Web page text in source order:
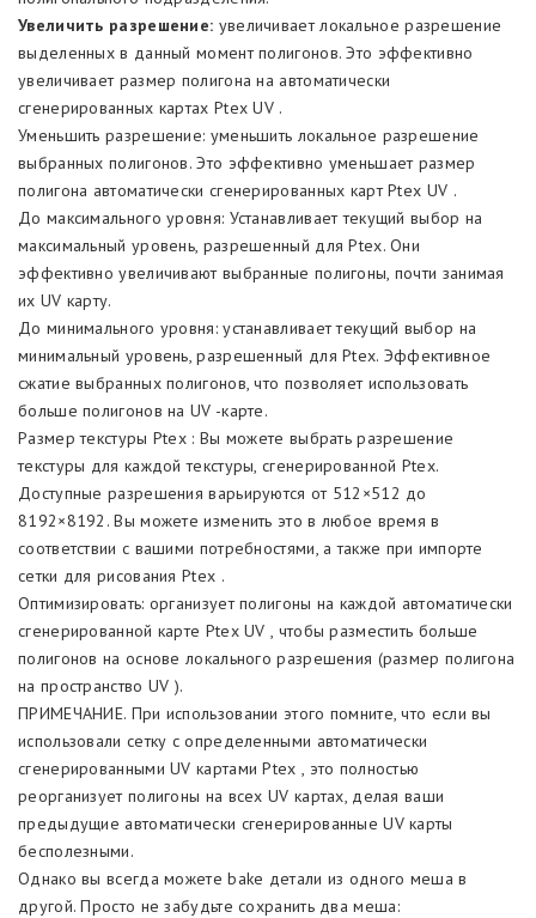
Увеличить разрешение: увеличивает локальное разрешение
выделенных в данный момент полигонов. Это эффективно
увеличивает размер полигона на автоматически
сгенерированных картах Ptex UV .
Уменьшить разрешение: уменьшить локальное разрешение
выбранных полигонов. Это эффективно уменьшает размер
полигона автоматически сгенерированных карт Ptex UV .
До максимального уровня: Устанавливает текущий выбор на
максимальный уровень, разрешенный для Ptex. Они
эффективно увеличивают выбранные полигоны, почти занимая
их UV карту.
До минимального уровня: устанавливает текущий выбор на
минимальный уровень, разрешенный для Ptex. Эффективное
сжатие выбранных полигонов, что позволяет использовать
больше полигонов на UV -карте.
Размер текстуры Ptex : Вы можете выбрать разрешение
текстуры для каждой текстуры, сгенерированной Ptex.
Доступные разрешения варьируются от 512×512 до
8192×8192. Вы можете изменить это в любое время в
соответствии с вашими потребностями, а также при импорте
сетки для рисования Ptex .
Оптимизировать: организует полигоны на каждой автоматически
сгенерированной карте Ptex UV , чтобы разместить больше
полигонов на основе локального разрешения (размер полигона
на пространство UV ).
ПРИМЕЧАНИЕ. При использовании этого помните, что если вы
использовали сетку с определенными автоматически
сгенерированными UV картами Ptex , это полностью
реорганизует полигоны на всех UV картах, делая ваши
предыдущие автоматически сгенерированные UV карты
бесполезными.
Однако вы всегда можете bake детали из одного меша в
другой. Просто не забудьте сохранить два меша: